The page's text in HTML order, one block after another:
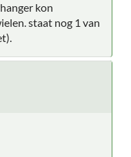
kon
staat nog 1 van